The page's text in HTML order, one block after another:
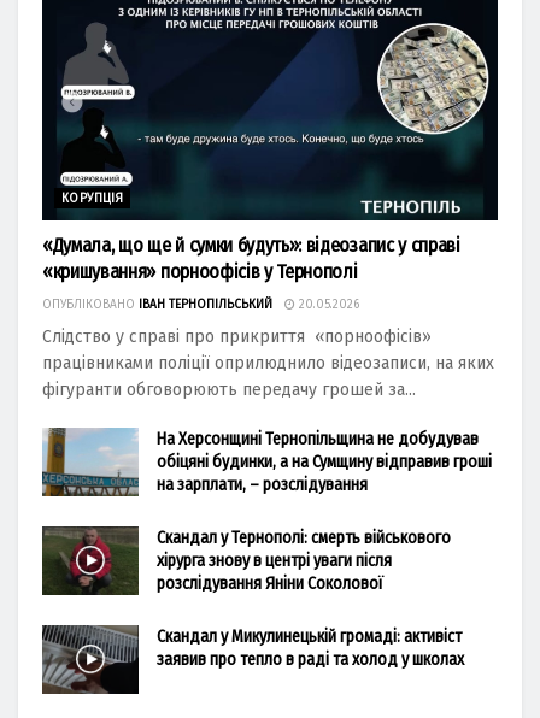
КОРУПЦІЯ
«Думала, що ще й сумки будуть»: відеозапис у справі
«кришування» порноофісів у Тернополі
ОПУБЛІКОВАНО ІВАН ТЕРНОПІЛЬСЬКИЙ 20.05.2026
Слідство у справі про прикриття «порноофісів»
працівниками поліції оприлюднило відеозаписи, на яких
фігуранти обговорюють передачу грошей за...
На Херсонщині Тернопільщина не добудував
обіцяні будинки, а на Сумщину відправив гроші
на зарплати, – розслідування
Скандал у Тернополі: смерть військового
хірурга знову в центрі уваги після
розслідування Яніни Соколової
Скандал у Микулинецькій громаді: активіст
заявив про тепло в раді та холод у школах